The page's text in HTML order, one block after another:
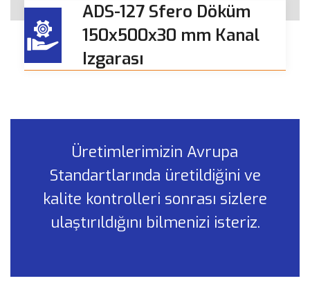
ADS-127 Sfero Döküm
150x500x30 mm Kanal
Izgarası
Üretimlerimizin Avrupa
Standartlarında üretildiğini ve
kalite kontrolleri sonrası sizlere
ulaştırıldığını bilmenizi isteriz.